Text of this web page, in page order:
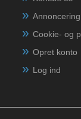
Annoncering
Cookie- og
Opret konto
Log ind